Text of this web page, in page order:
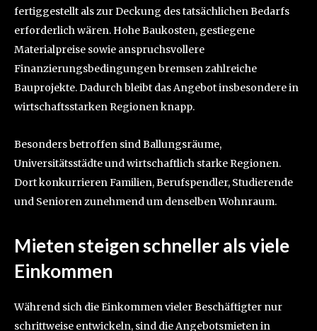
fertiggestellt als zur Deckung des tatsächlichen Bedarfs
erforderlich wären. Hohe Baukosten, gestiegene
Materialpreise sowie anspruchsvollere
Finanzierungsbedingungen bremsen zahlreiche
Bauprojekte. Dadurch bleibt das Angebot insbesondere in
wirtschaftsstarken Regionen knapp.
Besonders betroffen sind Ballungsräume,
Universitätsstädte und wirtschaftlich starke Regionen.
Dort konkurrieren Familien, Berufspendler, Studierende
und Senioren zunehmend um denselben Wohnraum.
Mieten steigen schneller als viele
Einkommen
Während sich die Einkommen vieler Beschäftigter nur
schrittweise entwickeln, sind die Angebotsmieten in